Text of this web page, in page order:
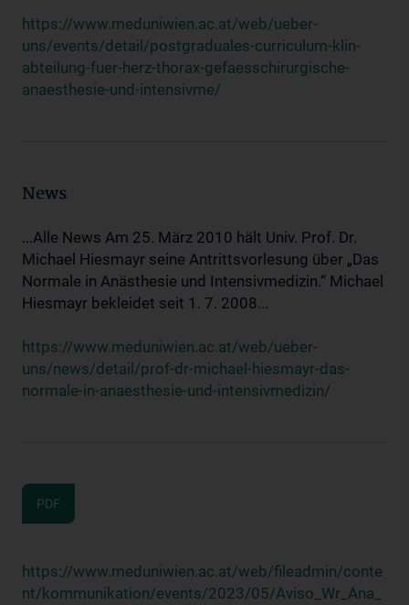
https://www.meduniwien.ac.at/web/ueber-
uns/events/detail/postgraduales-curriculum-klin-
abteilung-fuer-herz-thorax-gefaesschirurgische-
anaesthesie-und-intensivme/
News
...Alle News Am 25. März 2010 hält Univ. Prof. Dr.
Michael Hiesmayr seine Antrittsvorlesung über „Das
Normale in Anästhesie und Intensivmedizin.“ Michael
Hiesmayr bekleidet seit 1. 7. 2008...
https://www.meduniwien.ac.at/web/ueber-
uns/news/detail/prof-dr-michael-hiesmayr-das-
normale-in-anaesthesie-und-intensivmedizin/
PDF
https://www.meduniwien.ac.at/web/fileadmin/conte
nt/kommunikation/events/2023/05/Aviso_Wr_Ana_